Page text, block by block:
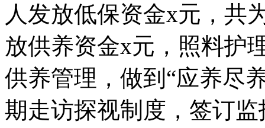
人发放低保资金x元，共
放供养资金x元，照料护
供养管理，做到“应养尽
期走访探视制度，签订